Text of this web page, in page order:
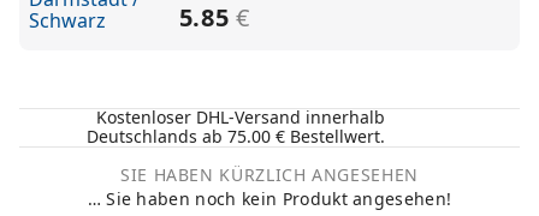
5.85 €
Kostenloser DHL-Versand innerhalb
Deutschlands ab 75.00 € Bestellwert.
SIE HABEN KÜRZLICH ANGESEHEN
… Sie haben noch kein Produkt angesehen!